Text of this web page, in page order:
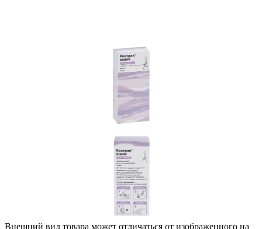
Внешний вид товара может отличаться от изображенного на